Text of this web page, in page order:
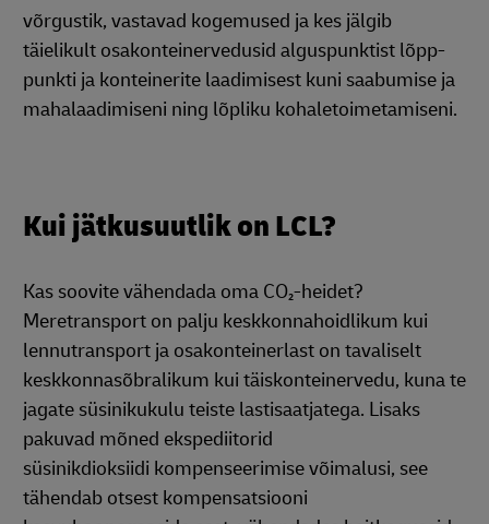
võrgustik, vastavad kogemused ja kes jälgib
täielikult osakonteinervedusid alguspunktist lõpp-
punkti ja konteinerite laadimisest kuni saabumise ja
mahalaadimiseni ning lõpliku kohaletoimetamiseni.
Kui jätkusuutlik on LCL?
Kas soovite vähendada oma CO₂-heidet?
Meretransport on palju keskkonnahoidlikum kui
lennutransport ja osakonteinerlast on tavaliselt
keskkonnasõbralikum kui täiskonteinervedu, kuna te
jagate süsinikukulu teiste lastisaatjatega. Lisaks
pakuvad mõned ekspediitorid
süsinikdioksiidi kompenseerimise võimalusi, see
tähendab otsest kompensatsiooni